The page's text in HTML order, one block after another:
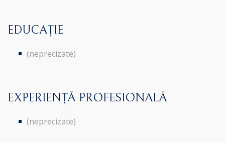
EDUCAȚIE
(neprecizate)
EXPERIENȚĂ PROFESIONALĂ
(neprecizate)